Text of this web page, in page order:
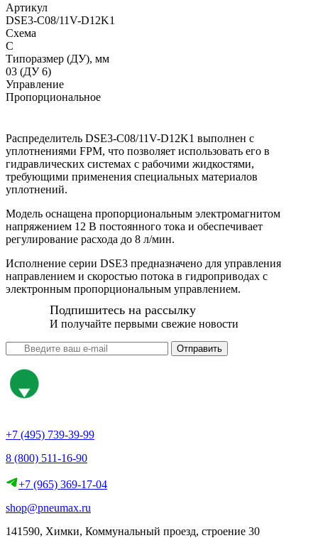
Артикул
DSE3-C08/11V-D12K1
Схема
C
Типоразмер (ДУ), мм
03 (ДУ 6)
Управление
Пропорциональное
Распределитель DSE3-C08/11V-D12K1 выполнен с
уплотнениями FPM, что позволяет использовать его в
гидравлических системах с рабочими жидкостями,
требующими применения специальных материалов
уплотнений.
Модель оснащена пропорциональным электромагнитом
напряжением 12 В постоянного тока и обеспечивает
регулирование расхода до 8 л/мин.
Исполнение серии DSE3 предназначено для управления
направлением и скоростью потока в гидроприводах с
электронным пропорциональным управлением.
Подпишитесь на рассылку
И получайте первыми свежие новости
Отправить
+7 (495) 739-39-99
8 (800) 511-16-90
+7 (965) 369-17-04
shop@pneumax.ru
141590, Химки, Коммунальный проезд, строение 30